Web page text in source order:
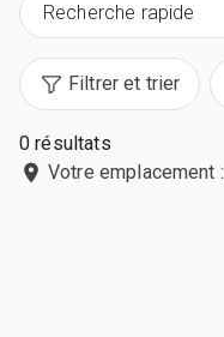
Filtrer et trier
0 résultats
Votre emplacement :